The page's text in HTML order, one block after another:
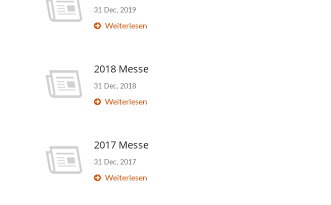
31 Dec, 2019
Weiterlesen
2018 Messe
31 Dec, 2018
Weiterlesen
2017 Messe
31 Dec, 2017
Weiterlesen